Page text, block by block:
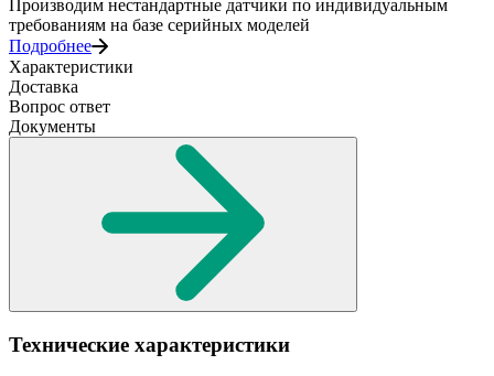
Производим нестандартные датчики по индивидуальным
требованиям на базе серийных моделей
Подробнее
Характеристики
Доставка
Вопрос ответ
Документы
Технические характеристики